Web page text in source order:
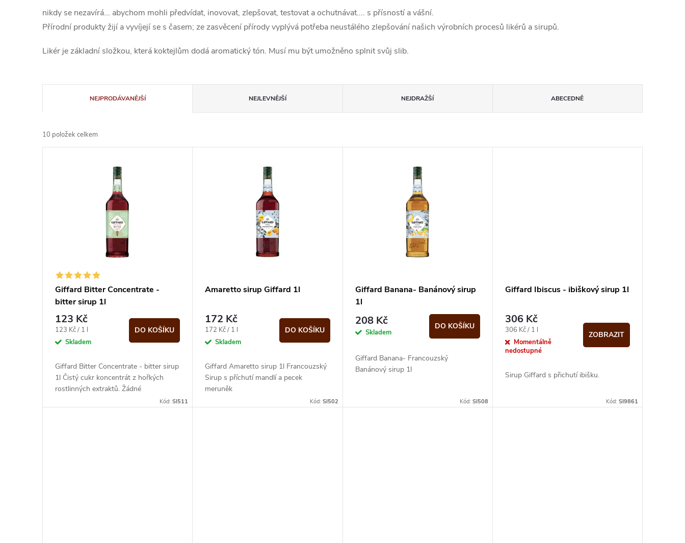
nikdy se nezavírá... abychom mohli předvídat, inovovat, zlepšovat, testovat a ochutnávat.... s přísností a vášní.
Přírodní produkty žijí a vyvíjejí se s časem; ze zasvěcení přírody vyplývá potřeba neustálého zlepšování našich výrobních procesů likérů a sirupů.
Likér je základní složkou, která koktejlům dodá aromatický tón. Musí mu být umožněno splnit svůj slib.
a
z
t
NEJPRODÁVANĚJŠÍ NEJLEVNĚJŠÍ NEJDRAŽŠÍ ABECEDNĚ
10 položek celkem
k
Giffard Bitter Concentrate -
bitter sirup 1l
123 Kč
Měrná
cena:
123 Kč / 1 l
Skladem
DO KOŠÍKU
Giffard Bitter Concentrate - bitter sirup
1l Čistý cukr koncentrát z hořkých
rostlinných extraktů. Žádné
Kód:SI511
Amaretto sirup Giffard 1l
172 Kč
Měrná
cena:
172 Kč / 1 l
Skladem
DO KOŠÍKU
Giffard Amaretto sirup 1l Francouzský
Sirup s příchutí mandlí a pecek
meruněk
Kód: SI502
Giffard Banana- Banánový sirup
1l
208 Kč
Skladem
DO KOŠÍKU
Giffard Banana- Francouzský
Banánový sirup 1l
Kód: SI508
Giffard Ibiscus - ibiškový sirup 1l
306 Kč
Měrná
cena:
306 Kč / 1 l
Momentálně
nedostupné
ZOBRAZIT
Sirup Giffard s přichutí ibišku.
Kód: SI9861